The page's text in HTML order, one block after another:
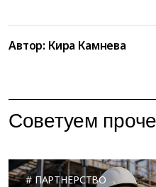
Автор: Кира Камнева
Советуем
ПАРТНЕРСТВО